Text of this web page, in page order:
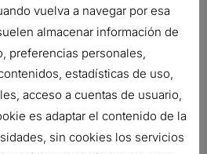
PRUEBA
2,89€
BULK TRAP
555,40
€
vuelva a navegar por esa
almacenar información de
preferencias personales,
estadísticas de uso,
acceso a cuentas de usuario,
es adaptar el contenido de la
sin cookies los servicios